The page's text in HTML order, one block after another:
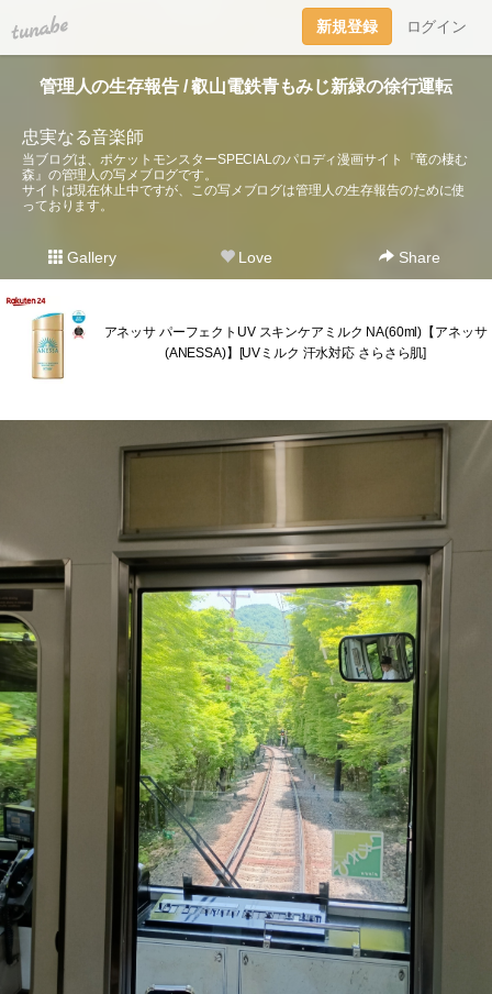
tuna.be 新規登録 ログイン
管理人の生存報告 / 叡山電鉄青もみじ新緑の徐行運転
忠実なる音楽師
当ブログは、ポケットモンスターSPECIALのパロディ漫画サイト『竜の棲む
森』の管理人の写メブログです。
サイトは現在休止中ですが、この写メブログは管理人の生存報告のために使
っております。
Gallery Love Share
アネッサ パーフェクトUV スキンケアミルク NA(60ml)【アネッサ
(ANESSA)】[UVミルク 汗水対応 さらさら肌]